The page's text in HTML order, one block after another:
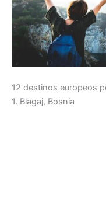
12 destinos europeos
1. Blagaj, Bosnia